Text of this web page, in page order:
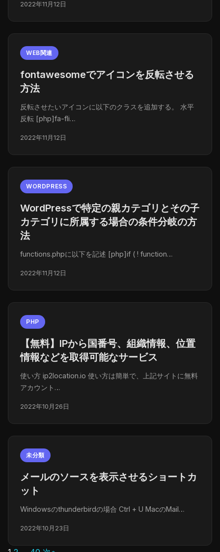
2022年11月12日
WEB関連
fontawesomeでアイコンを反転させる
方法
反転させたいアイコンに以下のクラスを追加する。 水平
反転 [php]fa-fli…
2022年11月12日
WORDPRESS
WordPressで特定の親カテゴリとその子
カテゴリに所属する場合の条件分岐の方
法
functions.phpに以下を記述 [php]if ( ! function…
2022年11月12日
PHP
【無料】IPから国番号、組織情報、位置
情報などを取得可能なサービス
使い方 ip2location.io 使い方は簡単で、上記サイトに無料
アカウント…
2022年10月26日
未分類
メールのソースを表示させるショートカ
ット
Windowsのthunderbirdの場合 Ctrl + U MacのMail…
2022年10月23日